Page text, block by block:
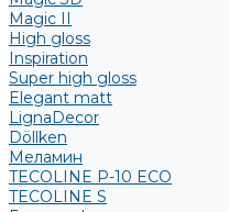
Magic II
High gloss
Inspiration
Super high gloss
Elegant matt
LignaDecor
Döllken
Меламин
TECOLINE P-10 ECO
TECOLINE S